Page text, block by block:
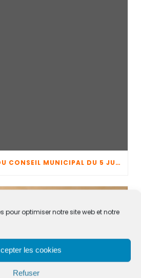
pour optimiser notre site web et notre
les cookies
Refuser
COMPTE-RENDU DU CONSEIL MUNICIPAL DU 5 JUIN 2026